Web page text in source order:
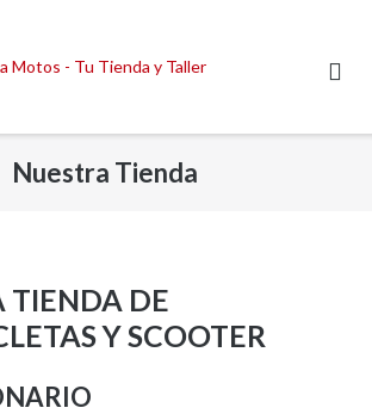
Nuestra Tienda
TIENDA DE
Y SCOOTER